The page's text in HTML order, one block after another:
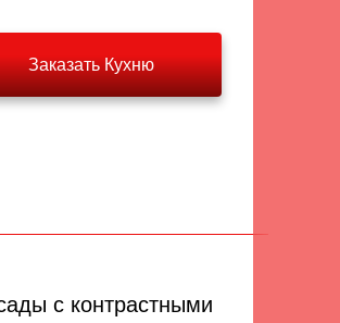
Заказать Кухню
с контрастными